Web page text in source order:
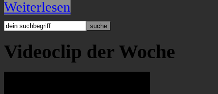
Weiterlesen
Videoclip der Woche